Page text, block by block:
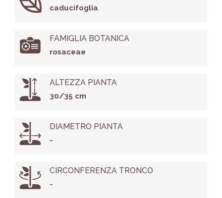
caducifoglia
FAMIGLIA BOTANICA
rosaceae
ALTEZZA PIANTA
30/35 cm
DIAMETRO PIANTA
-
CIRCONFERENZA TRONCO
-